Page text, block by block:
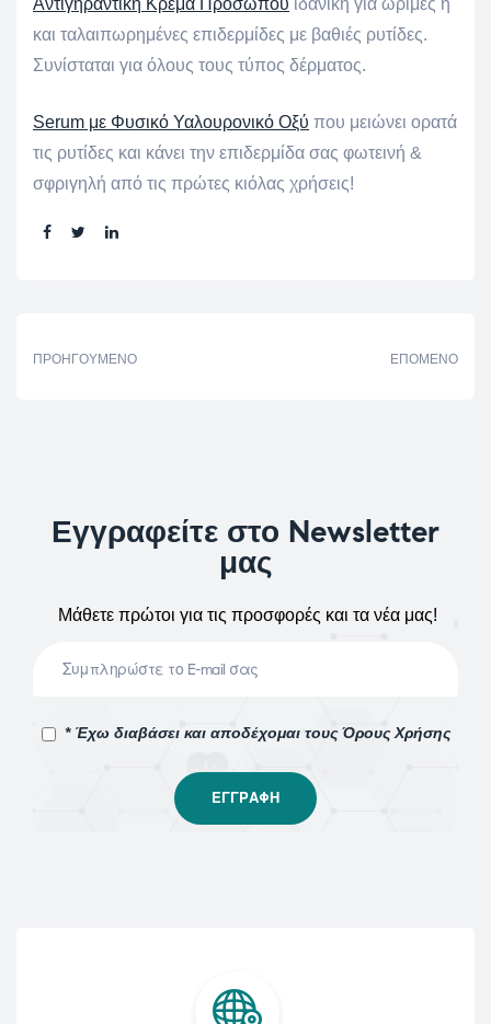
Αντιγηραντική Κρέμα Προσώπου ιδανική για ώριμες ή
και ταλαιπωρημένες επιδερμίδες με βαθιές ρυτίδες.
Συνίσταται για όλους τους τύπος δέρματος.
Serum με Φυσικό Υαλουρονικό Οξύ που μειώνει ορατά
τις ρυτίδες και κάνει την επιδερμίδα σας φωτεινή &
σφριγηλή από τις πρώτες κιόλας χρήσεις!
Share:
ΠΡΟΗΓΟΎΜΕΝΟ ΕΠΌΜΕΝΟ
Εγγραφείτε στο Newsletter
μας
Μάθετε πρώτοι για τις προσφορές και τα νέα μας!
* Έχω διαβάσει και αποδέχομαι τους Όρους Χρήσης